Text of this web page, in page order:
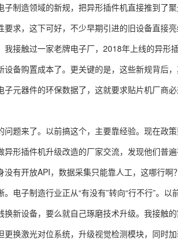
子制造领域的新规，把异形插件机直接推到了
求，这下可好，不少早期引进的旧设备直接亮
我接触过一家老牌电子厂，2018年上线的异形
备购置成本了。更关键的是，这些新规背后
子元器件的环保数据了，这就要求贴片机厂商
问题来了。以前搞这个，主要靠经验。现在政
异形插件机升级改造的厂家交流，发现他们普
有开放API，数据采集只能靠人工，这哪行啊？
电子制造行业正从“有没有”转向“行不行”。
换新设备，要么就自己琢磨技术升级。我接触
换激光对位系统，升级视觉检测模块，同时